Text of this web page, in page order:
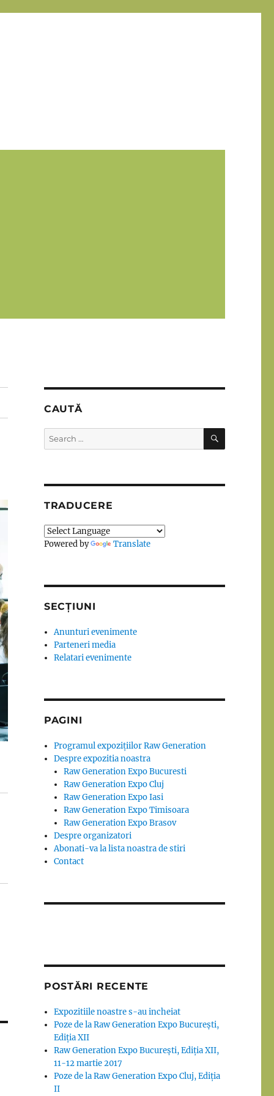
CAUTĂ
Search
for:
SEARCH
TRADUCERE
Powered by Translate
SECȚIUNI
Anunturi evenimente
Parteneri media
Relatari evenimente
PAGINI
Programul expozițiilor Raw Generation
Despre expozitia noastra
Raw Generation Expo Bucuresti
Raw Generation Expo Cluj
Raw Generation Expo Iasi
Raw Generation Expo Timisoara
Raw Generation Expo Brasov
Despre organizatori
Abonati-va la lista noastra de stiri
Contact
POSTĂRI RECENTE
Expozitiile noastre s-au incheiat
Poze de la Raw Generation Expo București,
Ediția XII
Raw Generation Expo București, Ediția XII,
11-12 martie 2017
Poze de la Raw Generation Expo Cluj, Ediția
II